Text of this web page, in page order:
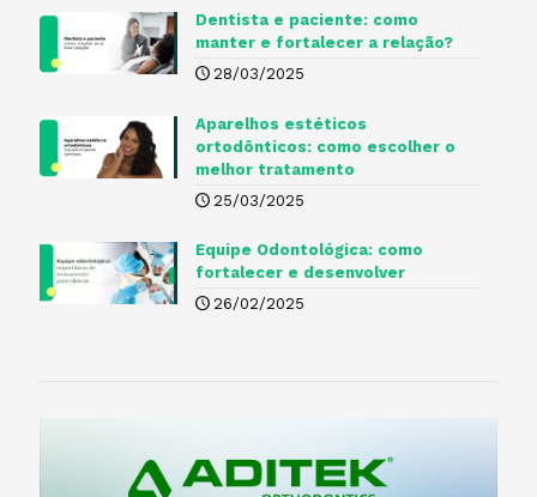
Dentista e paciente: como
manter e fortalecer a relação?
28/03/2025
Aparelhos estéticos
ortodônticos: como escolher o
melhor tratamento
25/03/2025
Equipe Odontológica: como
fortalecer e desenvolver
26/02/2025